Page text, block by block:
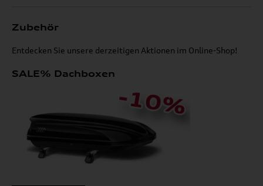
Zubehör
Entdecken Sie unsere derzeitigen Aktionen im Online-Shop!
SALE% Dachboxen